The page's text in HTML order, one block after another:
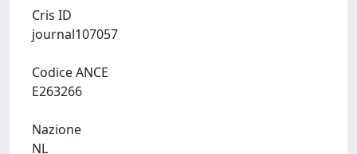
Cris ID
Codice ANCE
Nazione